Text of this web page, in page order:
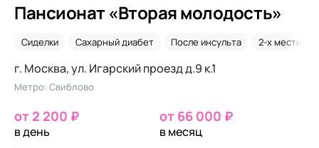
Пансионат «Вторая молодость»
Сиделки Сахарный диабет После инсульта 2-х местная
г. Москва, ул. Игарский проезд д.9 к.1
Метро: Свиблово
от 2 200 ₽
в день
от 66 000 ₽
в месяц